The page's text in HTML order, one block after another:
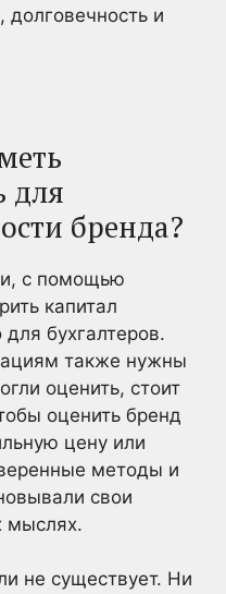
долговечность и
для
бренда?
с помощью
капитал
бухгалтеров.
также нужны
оценить, стоит
оценить бренд
цену или
методы и
свои
мыслях.
не существует. Ни